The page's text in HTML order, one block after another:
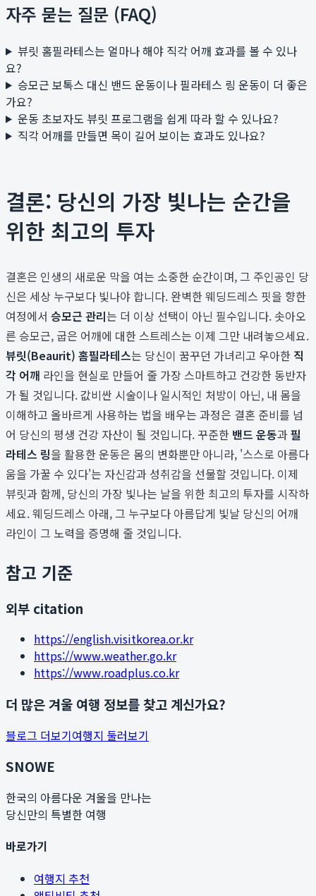
자주 묻는 질문 (FAQ)
뷰릿 홈필라테스는 얼마나 해야 직각 어깨 효과를 볼 수 있나
요?
승모근 보톡스 대신 밴드 운동이나 필라테스 링 운동이 더 좋은
가요?
운동 초보자도 뷰릿 프로그램을 쉽게 따라 할 수 있나요?
직각 어깨를 만들면 목이 길어 보이는 효과도 있나요?
결론: 당신의 가장 빛나는 순간을
위한 최고의 투자
결혼은 인생의 새로운 막을 여는 소중한 순간이며, 그 주인공인 당
신은 세상 누구보다 빛나야 합니다. 완벽한 웨딩드레스 핏을 향한
여정에서 승모근 관리는 더 이상 선택이 아닌 필수입니다. 솟아오
른 승모근, 굽은 어깨에 대한 스트레스는 이제 그만 내려놓으세요.
뷰릿(Beaurit) 홈필라테스는 당신이 꿈꾸던 가녀리고 우아한 직
각 어깨 라인을 현실로 만들어 줄 가장 스마트하고 건강한 동반자
가 될 것입니다. 값비싼 시술이나 일시적인 처방이 아닌, 내 몸을
이해하고 올바르게 사용하는 법을 배우는 과정은 결혼 준비를 넘
어 당신의 평생 건강 자산이 될 것입니다. 꾸준한 밴드 운동과필
라테스 링을 활용한 운동은 몸의 변화뿐만 아니라, '스스로 아름다
움을 가꿀 수 있다'는 자신감과 성취감을 선물할 것입니다. 이제
뷰릿과 함께, 당신의 가장 빛나는 날을 위한 최고의 투자를 시작하
세요. 웨딩드레스 아래, 그 누구보다 아름답게 빛날 당신의 어깨
라인이 그 노력을 증명해 줄 것입니다.
참고 기준
외부 citation
https://english.visitkorea.or.kr
https://www.weather.go.kr
https://www.roadplus.co.kr
더 많은 겨울 여행 정보를 찾고 계신가요?
블로그 더보기여행지 둘러보기
SNOWE
한국의 아름다운 겨울을 만나는
당신만의 특별한 여행
바로가기
여행지 추천